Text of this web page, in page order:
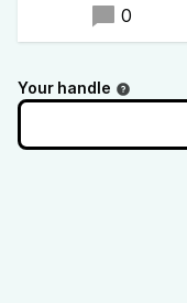
0
Your handle